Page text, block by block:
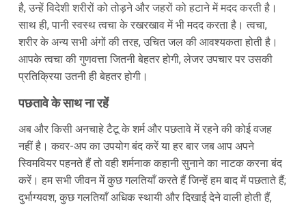
है, उन्हें विदेशी शरीरों को तोड़ने और जहरों को हटाने में मदद करती है।
साथ ही, पानी स्वस्थ त्वचा के रखरखाव में भी मदद करता है। त्वचा,
शरीर के अन्य सभी अंगों की तरह, उचित जल की आवश्यकता होती है।
आपके त्वचा की गुणवत्ता जितनी बेहतर होगी, लेजर उपचार पर उसकी
प्रतिक्रिया उतनी ही बेहतर होगी।
पछतावे के साथ ना रहें
अब और किसी अनचाहे टैटू के शर्म और पछतावे में रहने की कोई वजह
नहीं है। कवर-अप का उपयोग बंद करें या हर बार जब आप अपने
स्विमवियर पहनते हैं तो वही शर्मनाक कहानी सुनाने का नाटक करना बंद
करें। हम सभी जीवन में कुछ गलतियाँ करते हैं जिन्हें हम बाद में पछताते हैं;
दुर्भाग्यवश, कुछ गलतियाँ अधिक स्थायी और दिखाई देने वाली होती हैं,